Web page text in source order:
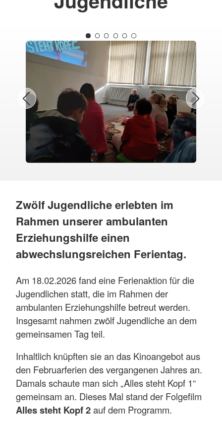
Zwölf Jugendliche erlebten im
Rahmen unserer ambulanten
Erziehungshilfe einen
abwechslungsreichen Ferientag.
Am 18.02.2026 fand eine Ferienaktion für die
Jugendlichen statt, die im Rahmen der
ambulanten Erziehungshilfe betreut werden.
Insgesamt nahmen zwölf Jugendliche an dem
gemeinsamen Tag teil.
Inhaltlich knüpften sie an das Kinoangebot aus
den Februarferien des vergangenen Jahres an.
Damals schaute man sich „Alles steht Kopf 1“
gemeinsam an. Dieses Mal stand der Folgefilm
Alles steht Kopf 2auf dem Programm.